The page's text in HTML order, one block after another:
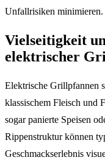
Unfallrisiken minimieren.
Vielseitigkeit
elektrischer
Elektrische Grillpfannen
klassischem Fleisch und
sogar panierte Speisen
Rippenstruktur können
Geschmackserlebnis